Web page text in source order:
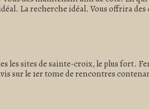
La recherche idéal. Vous offrira
les sites de sainte-croix, le plus fort.
sur le 1er tome de rencontres